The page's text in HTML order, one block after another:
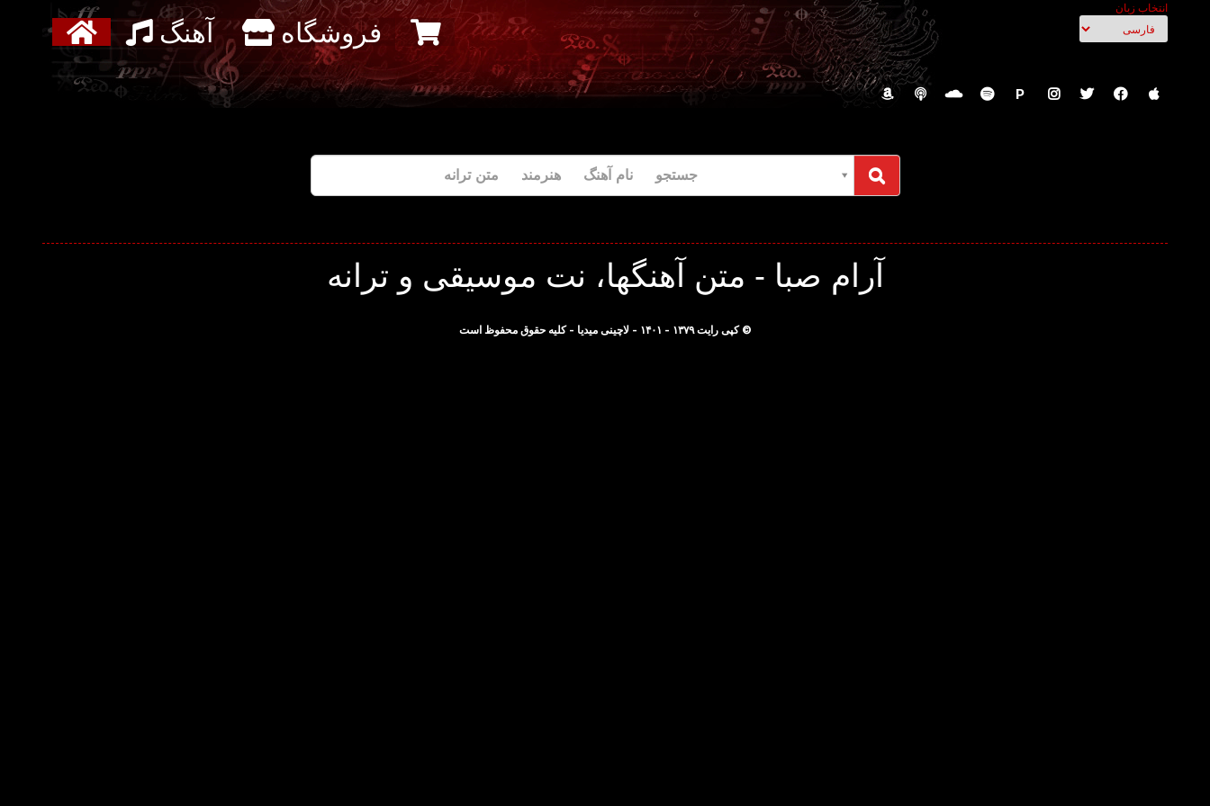
انتخاب زبان
آهنگ فروشگاه
P
جستجو نام آهنگ هنرمند متن ترانه
آرام صبا - متن آهنگها، نت موسیقی و ترانه
© کپی رایت ۱۳۷۹ - ۱۴۰۱ - لاچینی میدیا - کلیه حقوق محفوظ است